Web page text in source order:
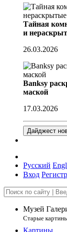
Тайная
и
26.03.2026
Banksy
маской
17.03.2026
Дайджест
Русский
Вход
Музей
Старые
Картины